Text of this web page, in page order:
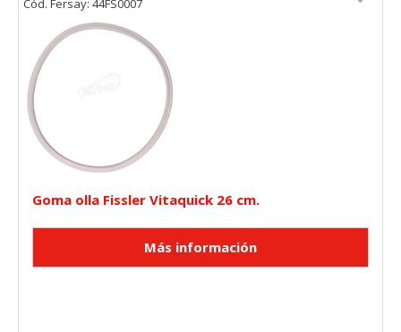
Goma olla Fissler Vitaquick 26 cm.
Cód. Fersay: 44FS0007